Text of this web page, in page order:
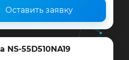
Оставить заявку
NS-55D510NA19